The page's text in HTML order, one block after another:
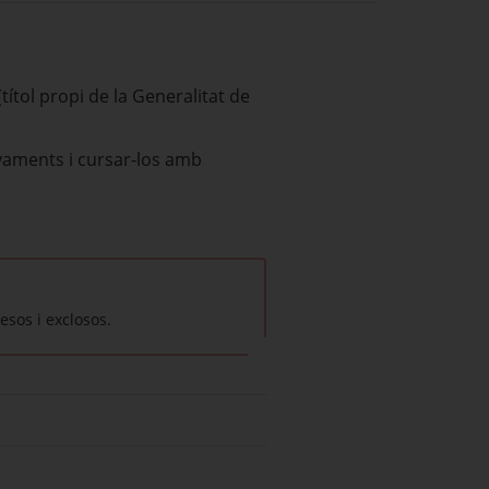
propi de la Generalitat de
i cursar-los amb
i exclosos.